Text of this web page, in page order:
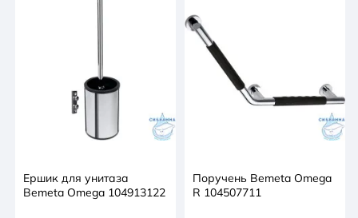
Ершик для унитаза
Bemeta Omega 104913122
Поручень Bemeta Omega
R 104507711